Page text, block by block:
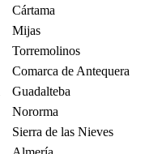
Cártama
Mijas
Torremolinos
Comarca de Antequera
Guadalteba
Nororma
Sierra de las Nieves